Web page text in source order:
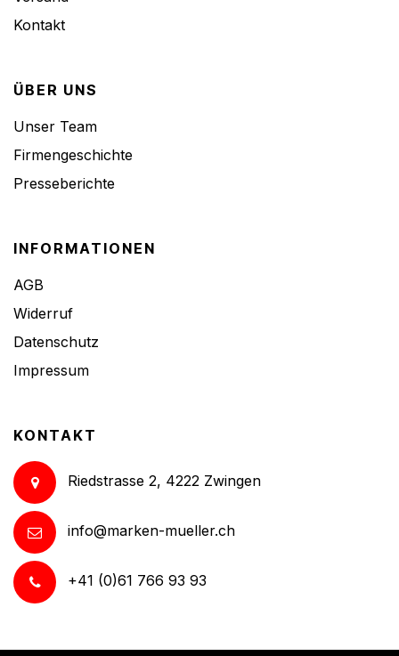
Kontakt
ÜBER UNS
Unser Team
Firmengeschichte
Presseberichte
INFORMATIONEN
AGB
Widerruf
Datenschutz
Impressum
KONTAKT
Riedstrasse 2, 4222 Zwingen
info@marken-mueller.ch
+41 (0)61 766 93 93